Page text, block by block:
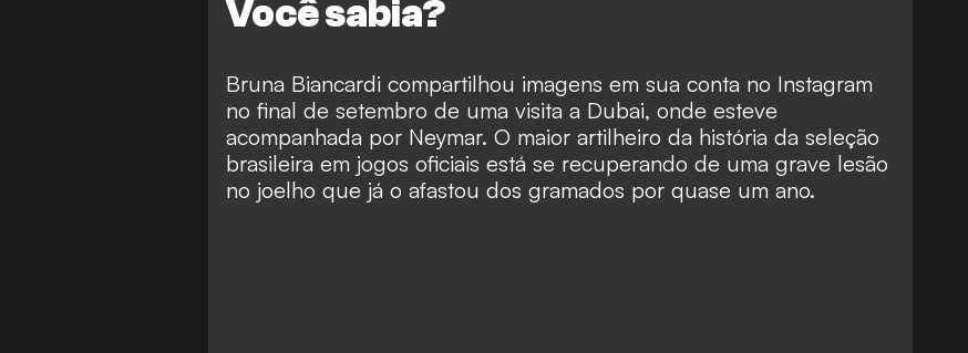
Você sabia?
Bruna Biancardi compartilhou imagens em sua conta no Instagram
no final de setembro de uma visita a Dubai, onde esteve
acompanhada por Neymar. O maior artilheiro da história da seleção
brasileira em jogos oficiais está se recuperando de uma grave lesão
no joelho que já o afastou dos gramados por quase um ano.